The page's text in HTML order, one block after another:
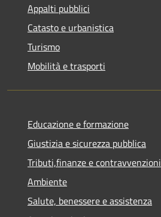
Appalti pubblici
Catasto e urbanistica
Turismo
Mobilità e trasporti
Educazione e formazione
Giustizia e sicurezza pubblica
Tributi,finanze e contravvenzioni
Ambiente
Salute, benessere e assistenza